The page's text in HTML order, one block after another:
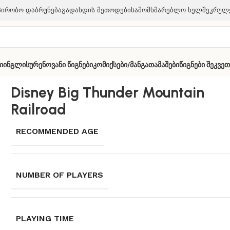
ᲓაბრუნებაᲒადახდის ᲛეთოდებიᲡამომხმარებლო
Ინგლისურენოვანი ᲬიგნებიᲙომიქსები/მანგაᲗამაშებიᲬიგნები
Railroad
Disney Big Thunder Mountain
Railroad
RECOMMENDED AGE
NUMBER OF PLAYERS
PLAYING TIME